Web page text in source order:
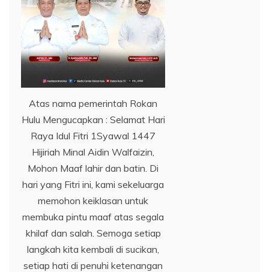
Atas nama pemerintah Rokan
Hulu Mengucapkan : Selamat Hari
Raya Idul Fitri 1Syawal 1447
Hijiriah Minal Aidin Walfaizin,
Mohon Maaf lahir dan batin. Di
hari yang Fitri ini, kami sekeluarga
memohon keiklasan untuk
membuka pintu maaf atas segala
khilaf dan salah. Semoga setiap
langkah kita kembali di sucikan,
setiap hati di penuhi ketenangan